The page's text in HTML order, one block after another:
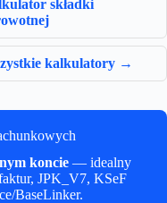
składki
kalkulatory →
koncie — idealny
JPK_V7, KSeF
BaseLinker.